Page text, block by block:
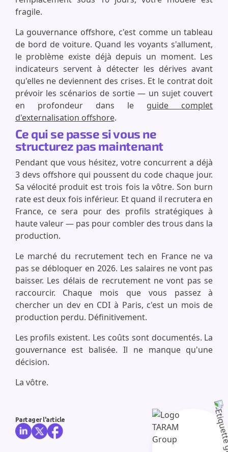
fragile.
La gouvernance offshore, c'est comme un tableau
de bord de voiture. Quand les voyants s'allument,
le problème existe déjà depuis un moment. Les
indicateurs servent à détecter les dérives avant
qu'elles ne deviennent des crises. Et le contrat doit
prévoir les scénarios de sortie — un sujet couvert
en profondeur dans le guide complet
d'externalisation offshore.
Ce qui se passe si vous ne
structurez pas maintenant
Pendant que vous hésitez, votre concurrent a déjà
3 devs offshore qui poussent du code chaque jour.
Sa vélocité produit est trois fois la vôtre. Son burn
rate est deux fois inférieur. Et quand il recrutera en
France, ce sera pour des profils stratégiques à
haute valeur — pas pour combler des trous dans la
production.
Le marché du recrutement tech en France ne va
pas se débloquer en 2026. Les salaires ne vont pas
baisser. Les délais de recrutement ne vont pas se
raccourcir. Chaque mois que vous passez à
chercher un dev en CDI à Paris, c'est un mois de
production perdu. Définitivement.
Les profils existent. Les coûts sont documentés. La
gouvernance est balisée. Il ne manque qu'une
décision.
La vôtre.
Partager l'article